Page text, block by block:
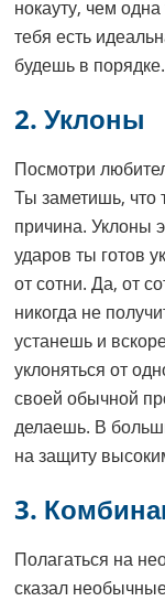
нокауту, чем
тебя есть
будешь в порядке.
2. Уклоны
Посмотри
Ты заметишь, что
причина. Уклоны
ударов ты готов
от сотни. Да, от
никогда не
устанешь и
уклоняться от
своей обычной
делаешь. В
на защиту
3.
Полагаться на
сказал